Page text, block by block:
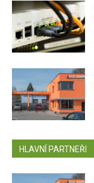
HLAVNÍ PARTNEŘI